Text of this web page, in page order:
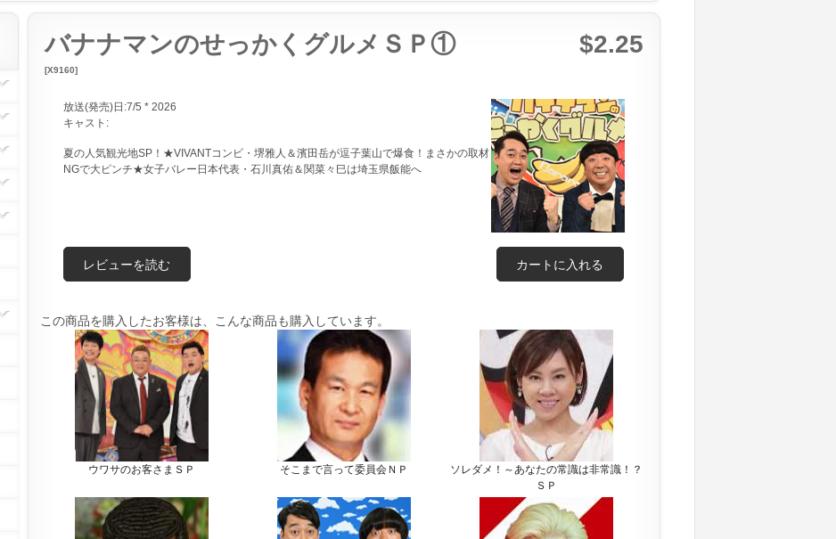
$2.25
バナナマンのせっかくグルメＳＰ①
[X9160]
放送(発売)日:7/5 * 2026
キャスト:
夏の人気観光地SP！★VIVANTコンビ・堺雅人＆濱田岳が逗子葉山で爆食！まさかの取材
NGで大ピンチ★女子バレー日本代表・石川真佑＆関菜々巳は埼玉県飯能へ
カートに入れる
レビューを読む
この商品を購入したお客様は、こんな商品も購入しています。
ウワサのお客さまＳＰ そこまで言って委員会ＮＰ
ソレダメ！～あなたの常識は非常識！？
ＳＰ